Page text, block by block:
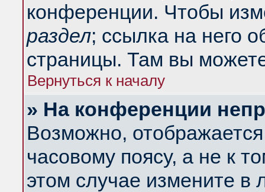
конференции. Чтобы
раздел; ссылка на него
страницы. Там вы
Вернуться к началу
» На конференции
Возможно,
часовому поясу, а не к
этом случае измените в